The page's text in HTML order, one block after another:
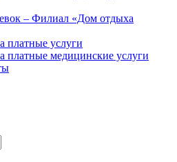
– Филиал «Дом отдыха
платные услуги
платные медицинские услуги